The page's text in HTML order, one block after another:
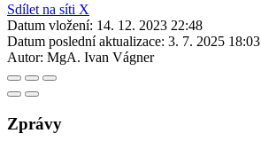
Sdílet na síti X
Datum vložení: 14. 12. 2023 22:48
Datum poslední aktualizace: 3. 7. 2025 18:03
Autor: MgA. Ivan Vágner
Zprávy